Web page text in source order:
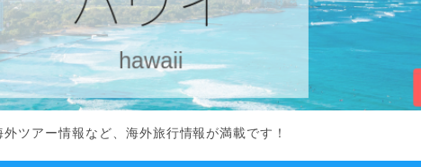
ツアー情報など、海外旅行情報が満載です！